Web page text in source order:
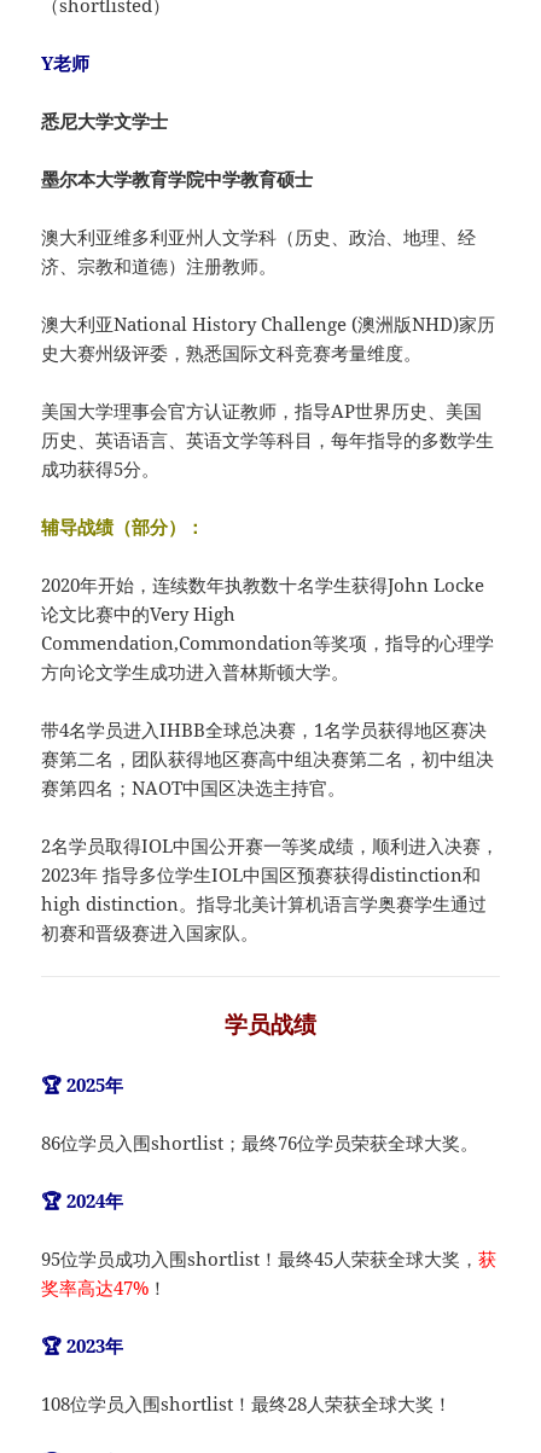
Y老师
悉尼大学文学士
墨尔本大学教育学院中学教育硕士
澳大利亚维多利亚州人文学科（历史、政治、地理、经
济、宗教和道德）注册教师。
澳大利亚National History Challenge (澳洲版NHD)家历
史大赛州级评委，熟悉国际文科竞赛考量维度。
美国大学理事会官方认证教师，指导AP世界历史、美国
历史、英语语言、英语文学等科目，每年指导的多数学生
成功获得5分。
辅导战绩（部分）：
2020年开始，连续数年执教数十名学生获得John Locke
论文比赛中的Very High
Commendation,Commondation等奖项，指导的心理学
方向论文学生成功进入普林斯顿大学。
带4名学员进入IHBB全球总决赛，1名学员获得地区赛决
赛第二名，团队获得地区赛高中组决赛第二名，初中组决
赛第四名；NAOT中国区决选主持官。
2名学员取得IOL中国公开赛一等奖成绩，顺利进入决赛，
2023年 指导多位学生IOL中国区预赛获得distinction和
high distinction。指导北美计算机语言学奥赛学生通过
初赛和晋级赛进入国家队。
学员战绩
🏆 2025年
86位学员入围shortlist；最终76位学员荣获全球大奖。
🏆 2024年
95位学员成功入围shortlist！最终45人荣获全球大奖，获
奖率高达47% ！
🏆 2023年
108位学员入围shortlist！最终28人荣获全球大奖！